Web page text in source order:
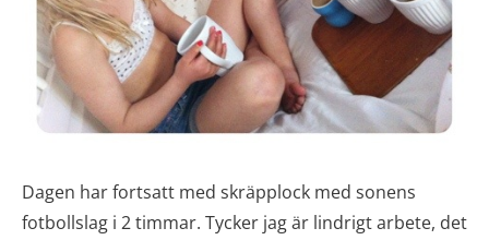
Dagen har fortsatt med skräpplock med sonens
fotbollslag i 2 timmar. Tycker jag är lindrigt arbete, det